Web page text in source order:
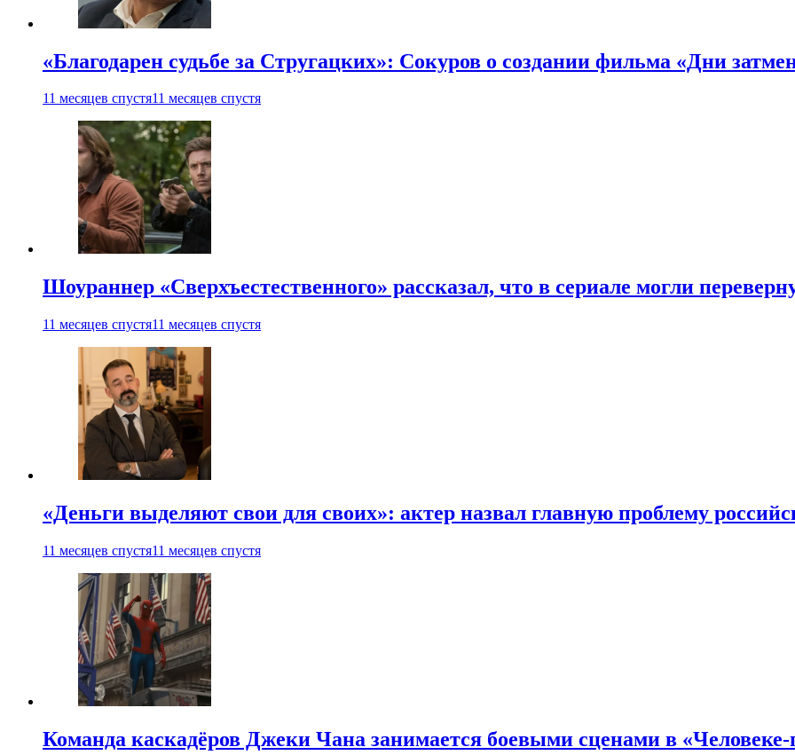
«Благодарен судьбе за Стругацких»: Сокуров о создании фильма «Дни
11 месяцев спустя11 месяцев спустя
Шоураннер «Сверхъестественного» рассказал, что в сериале могли
11 месяцев спустя11 месяцев спустя
«Деньги выделяют свои для своих»: актер назвал главную проблему
11 месяцев спустя11 месяцев спустя
Команда каскадёров Джеки Чана занимается боевыми сценами в «Человеке-